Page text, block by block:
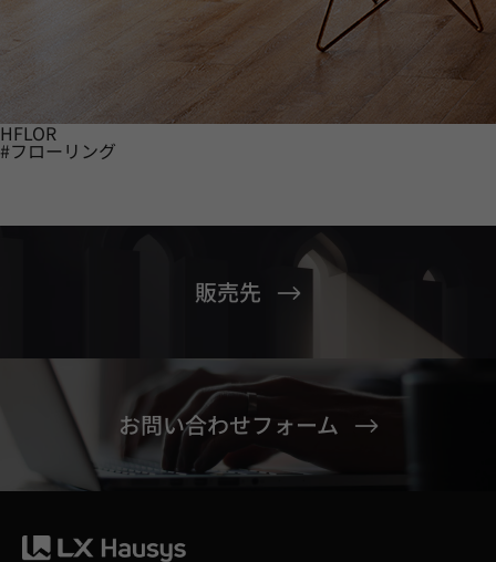
HFLOR
#フローリング
販売先
お問い合わせフォーム